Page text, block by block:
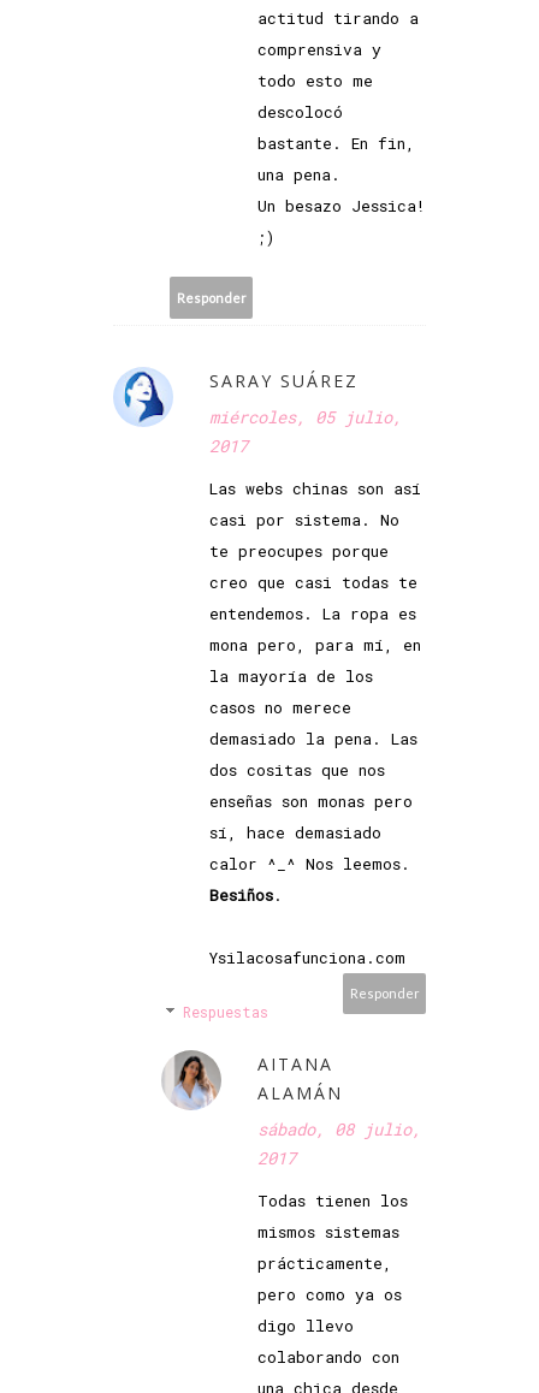
actitud tirando a
comprensiva y
todo esto me
descolocó
bastante. En fin,
una pena.
Un besazo Jessica!
;)
Responder
SARAY SUÁREZ
miércoles, 05 julio,
2017
Las webs chinas son así
casi por sistema. No
te preocupes porque
creo que casi todas te
entendemos. La ropa es
mona pero, para mí, en
la mayoría de los
casos no merece
demasiado la pena. Las
dos cositas que nos
enseñas son monas pero
sí, hace demasiado
calor ^_^ Nos leemos.
Besiños.
Ysilacosafunciona.com
Responder
Respuestas
AITANA
ALAMÁN
sábado, 08 julio,
2017
Todas tienen los
mismos sistemas
prácticamente,
pero como ya os
digo llevo
colaborando con
una chica desde